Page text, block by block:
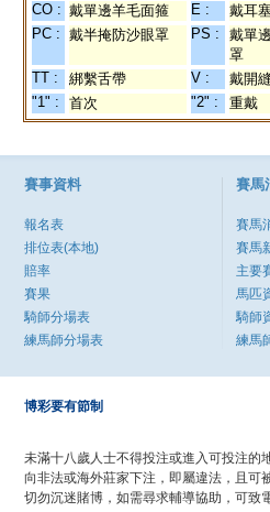
CO : 戴單邊羊毛面箍 E : 戴耳
PC : 戴半掩防沙眼罩 PS :
戴單
罩
TT : 綁繫舌帶 V : 戴開
"1" :
首次 "2" : 重戴
賽事資料
報名表
排位表(本地)
賠率
賽果
騎師分場表
練馬師分場表
賽馬
賽馬
賽馬
主要
馬匹
騎師
練馬
博彩要有節制
未滿十八歲人士不得投注或進入可投注的
向非法或海外莊家下注，即屬違法，且可
切勿沉迷賭博，如需尋求輔導協助，可致